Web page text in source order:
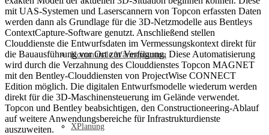
Kommunale Wärmeplanung
XPlanung
mit UAS-Systemen und Laserscannern von Topcon erfassten Daten
werden dann als Grundlage für die 3D-Netzmodelle aus Bentleys
ContextCapture-Software genutzt. Anschließend stellen
Clouddienste die Entwurfsdaten im Vermessungskontext direkt für
die Bauausführung vor Ort zur Verfügung. Diese Automatisierung
wird durch die Verzahnung des Clouddienstes Topcon MAGNET
mit den Bentley-Clouddiensten von ProjectWise CONNECT
Edition möglich. Die digitalen Entwurfsmodelle wiederum werden
direkt für die 3D-Maschinensteuerung im Gelände verwendet.
Topcon und Bentley beabsichtigen, den Constructioneering-Ablauf
auf weitere Anwendungsbereiche für Infrastrukturdienste
auszuweiten.